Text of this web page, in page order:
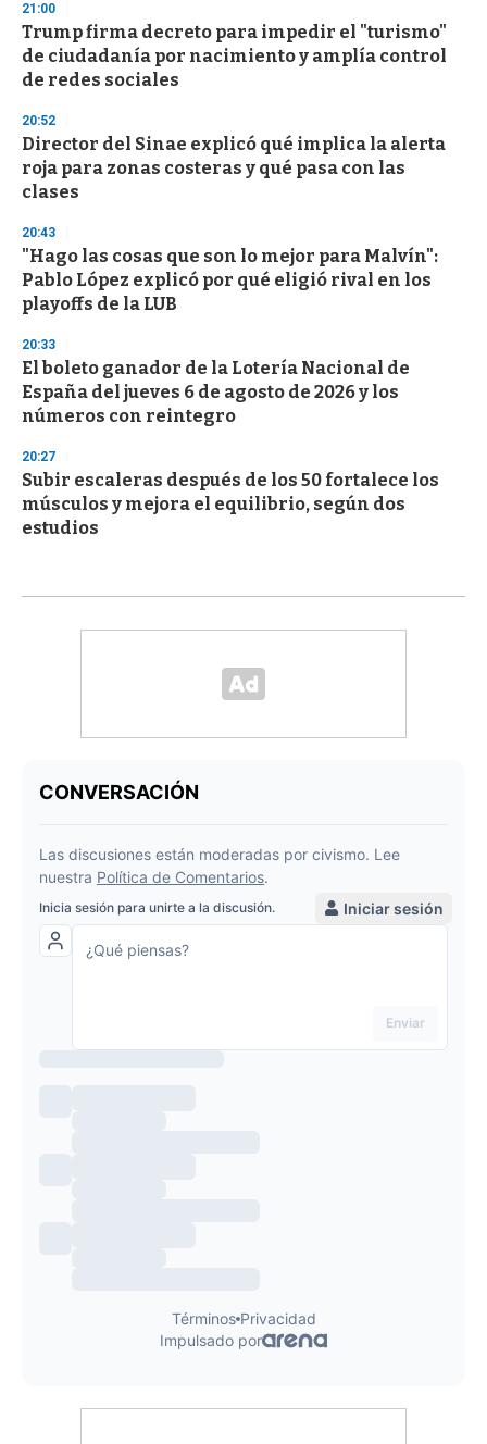
21:00
Trump firma decreto para impedir el "turismo"
de ciudadanía por nacimiento y amplía control
de redes sociales
20:52
Director del Sinae explicó qué implica la alerta
roja para zonas costeras y qué pasa con las
clases
20:43
"Hago las cosas que son lo mejor para Malvín":
Pablo López explicó por qué eligió rival en los
playoffs de la LUB
20:33
El boleto ganador de la Lotería Nacional de
España del jueves 6 de agosto de 2026 y los
números con reintegro
20:27
Subir escaleras después de los 50 fortalece los
músculos y mejora el equilibrio, según dos
estudios